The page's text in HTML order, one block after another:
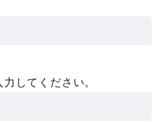
してください。